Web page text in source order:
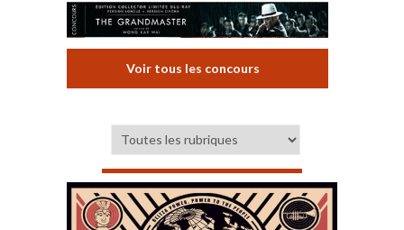
Voir tous les concours